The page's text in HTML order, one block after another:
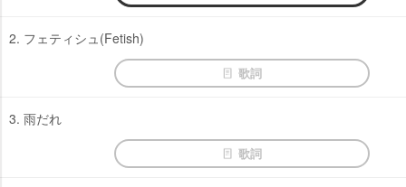
2. フェティシュ(Fetish)
歌詞
3. 雨だれ
歌詞